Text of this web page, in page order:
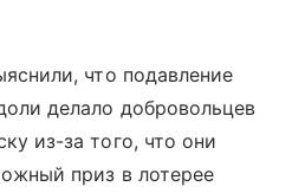
что подавление
делало добровольцев
из-за того, что они
приз в лотерее